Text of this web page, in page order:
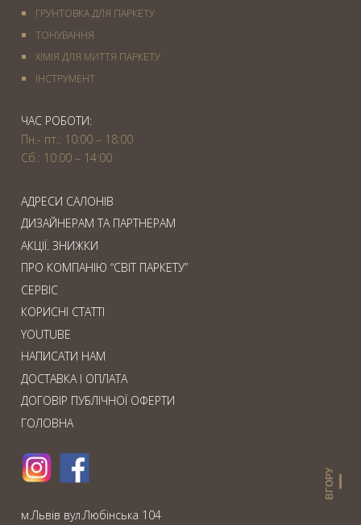
ГРУНТОВКА ДЛЯ ПАРКЕТУ
ТОНУВАННЯ
ХІМІЯ ДЛЯ МИТТЯ ПАРКЕТУ
IНСТРУМЕНТ
ЧАС РОБОТИ:
Пн.- пт.: 10:00 – 18:00
Сб.: 10:00 – 14:00
АДРЕСИ САЛОНІВ
ДИЗАЙНЕРАМ ТА ПАРТНЕРАМ
АКЦІЇ. ЗНИЖКИ
ПРО КОМПАНІЮ “СВІТ ПАРКЕТУ”
СЕРВІС
КОРИСНІ СТАТТІ
YOUTUBE
НАПИСАТИ НАМ
ДОСТАВКА І ОПЛАТА
ДОГОВІР ПУБЛІЧНОЇ ОФЕРТИ
ГОЛОВНА
ВГОРУ
м.Львiв вул.Любiнська 104